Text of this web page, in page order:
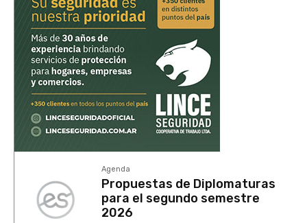
Agenda
Propuestas de Diplomaturas
para el segundo semestre
2026